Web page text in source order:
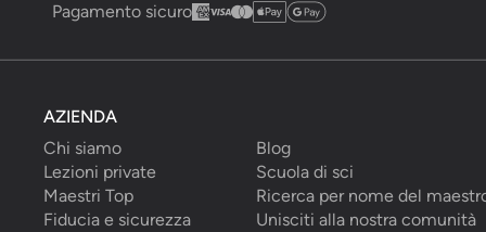
Pagamento sicuro
AZIENDA
Chi siamo
Blog
Lezioni private
Scuola di sci
Maestri Top
Ricerca per nome del
Fiducia e sicurezza
Unisciti alla nostra comunità